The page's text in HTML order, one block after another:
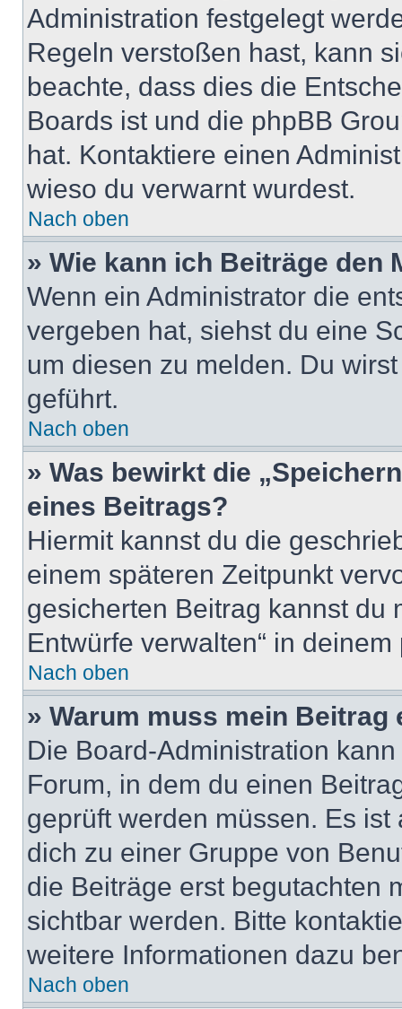
Administration festgelegt
Regeln verstoßen hast, kann
beachte, dass dies die
Boards ist und die phpBB
hat. Kontaktiere einen
wieso du verwarnt wurdest.
Nach oben
» Wie kann ich Beiträge den
Wenn ein Administrator die
vergeben hat, siehst du eine
um diesen zu melden. Du
geführt.
Nach oben
» Was bewirkt die
eines Beitrags?
Hiermit kannst du die
einem späteren Zeitpunkt
gesicherten Beitrag kannst du
Entwürfe verwalten“ in
Nach oben
» Warum muss mein
Die Board-Administration
Forum, in dem du einen
geprüft werden müssen. Es
dich zu einer Gruppe von
die Beiträge erst begutachten
sichtbar werden. Bitte
weitere Informationen dazu
Nach oben